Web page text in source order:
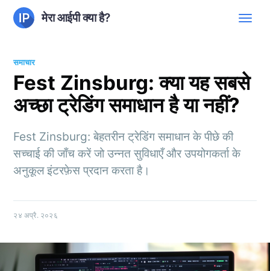
मेरा आईपी क्या है?
समाचार
Fest Zinsburg: क्या यह सबसे
अच्छा ट्रेडिंग समाधान है या नहीं?
Fest Zinsburg: बेहतरीन ट्रेडिंग समाधान के पीछे की
सच्चाई की जाँच करें जो उन्नत सुविधाएँ और उपयोगकर्ता के
अनुकूल इंटरफ़ेस प्रदान करता है।
२४ अप्रै. २०२६